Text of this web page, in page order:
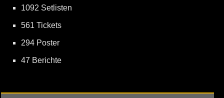
1092 Setlisten
561 Tickets
294 Poster
47 Berichte